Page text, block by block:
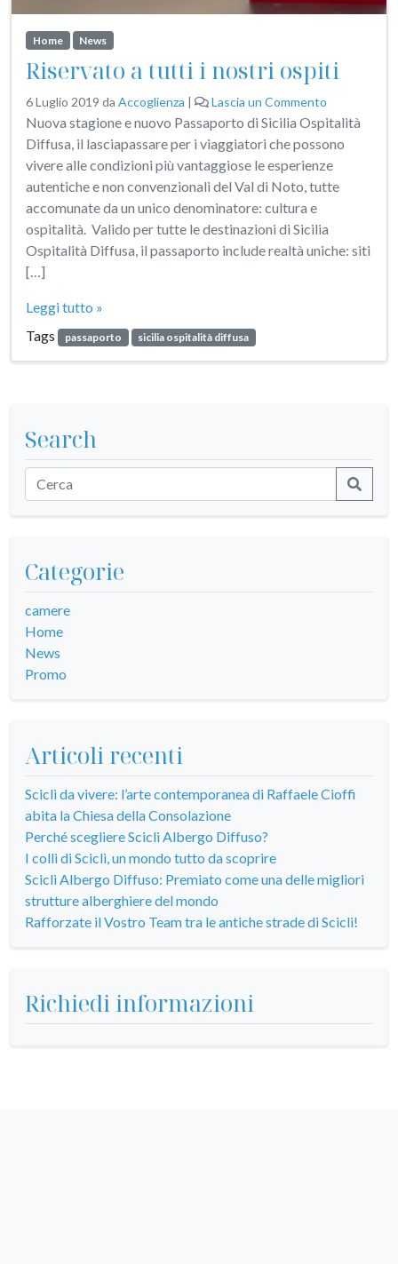
Home News
Riservato a tutti i nostri ospiti
6 Luglio 2019 da Accoglienza | Lascia un Commento
Nuova stagione e nuovo Passaporto di Sicilia Ospitalità
Diffusa, il lasciapassare per i viaggiatori che possono
vivere alle condizioni più vantaggiose le esperienze
autentiche e non convenzionali del Val di Noto, tutte
accomunate da un unico denominatore: cultura e
ospitalità. Valido per tutte le destinazioni di Sicilia
Ospitalità Diffusa, il passaporto include realtà uniche: siti
[…]
Leggi tutto »
Tags
passaporto sicilia ospitalità diffusa
Search
Categorie
camere
Home
News
Promo
Articoli recenti
Scicli da vivere: l’arte contemporanea di Raffaele Cioffi
abita la Chiesa della Consolazione
Perché scegliere Scicli Albergo Diffuso?
I colli di Scicli, un mondo tutto da scoprire
Scicli Albergo Diffuso: Premiato come una delle migliori
strutture alberghiere del mondo
Rafforzate il Vostro Team tra le antiche strade di Scicli!
Richiedi informazioni